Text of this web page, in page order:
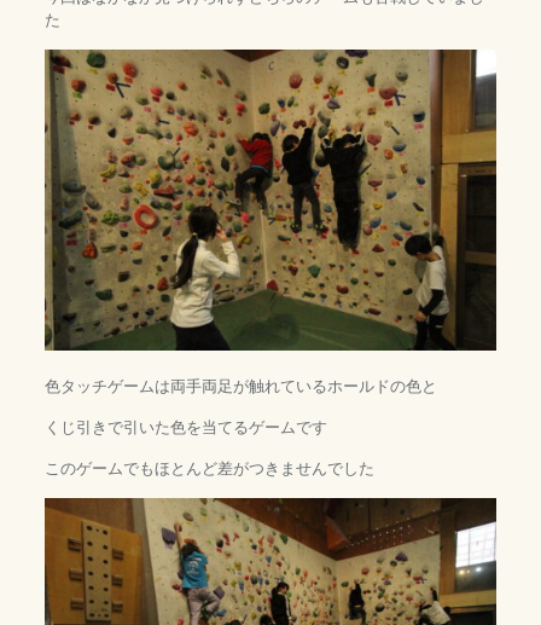
た
色タッチゲームは両手両足が触れているホールドの色と
くじ引きで引いた色を当てるゲームです
このゲームでもほとんど差がつきませんでした